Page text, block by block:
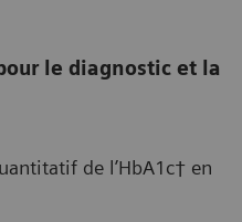
le diagnostic et la
de l’HbA1c† en